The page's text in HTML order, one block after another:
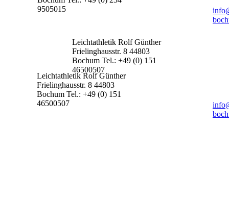
Leichtathletik Rolf Günther
Frielinghausstr. 8 44803
Bochum Tel.: +49 (0) 151
46500507
9505015
Leichtathletik Rolf Günther
Frielinghausstr. 8 44803
Bochum Tel.: +49 (0) 151
46500507